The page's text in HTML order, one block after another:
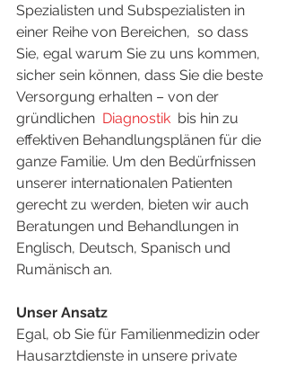
Spezialisten und Subspezialisten in
einer Reihe von Bereichen,  so dass
Sie, egal warum Sie zu uns kommen,
sicher sein können, dass Sie die beste
Versorgung erhalten – von der
gründlichen Diagnostik
  bis hin zu
effektiven Behandlungsplänen für die
ganze Familie. Um den Bedürfnissen
unserer internationalen Patienten
gerecht zu werden, bieten wir auch
Beratungen und Behandlungen in
Englisch, Deutsch, Spanisch und
Rumänisch an.
Unser Ansatz
Egal, ob Sie für Familienmedizin oder
Hausarztdienste in unsere private